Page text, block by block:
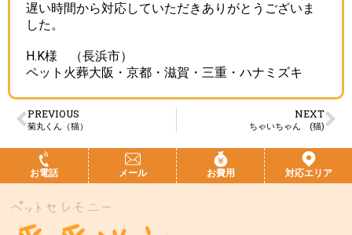
遅い時間から対応していただきありがとうございま
した。
H.K様 （長浜市）
ペット火葬大阪・京都・滋賀・三重・ハナミズキ
PREVIOUS
菊丸くん（猫）
NEXT
ちゃいちゃん (猫)
お電話 メール お費用 対応エリア